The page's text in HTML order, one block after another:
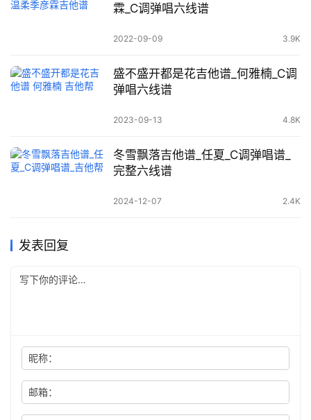
霖_C调弹唱六线谱
2022-09-09 3.9K
盛不盛开都是花吉他谱_何雅楠_C调
弹唱六线谱
2023-09-13 4.8K
冬雪飘落吉他谱_任夏_C调弹唱谱_
完整六线谱
2024-12-07 2.4K
发表回复
昵称：
邮箱：